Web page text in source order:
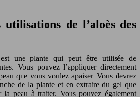
de l’aloès des
est une plante qui peut être utilisée de
Vous pouvez l’appliquer directement
que vous voulez apaiser. Vous devrez
de la plante et en extraire du gel que
la peau à traiter. Vous pouvez également